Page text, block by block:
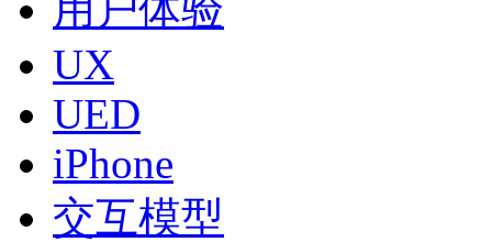
UX
UED
iPhone
交互模型